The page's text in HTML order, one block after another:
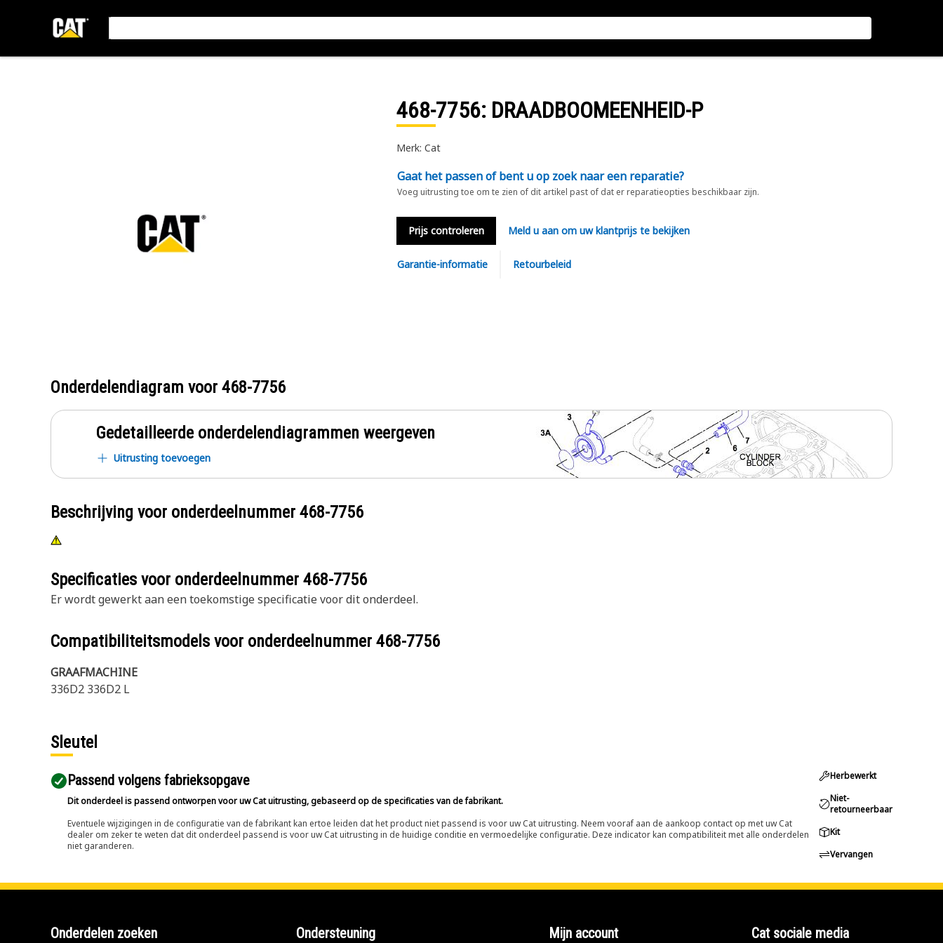
468-7756: DRAADBOOMEENHEID-P
Merk: Cat
Gaat het passen of bent u op zoek naar een reparatie?
Voeg uitrusting toe om te zien of dit artikel past of dat er reparatieopties beschikbaar zijn.
Prijs controleren Meld u aan om uw klantprijs te bekijken
Garantie-informatie Retourbeleid
Onderdelendiagram voor 468-7756
Gedetailleerde onderdelendiagrammen weergeven
Uitrusting toevoegen
Beschrijving voor onderdeelnummer 468-7756
Specificaties voor onderdeelnummer 468-7756
Er wordt gewerkt aan een toekomstige specificatie voor dit onderdeel.
Compatibiliteitsmodels voor onderdeelnummer 468-7756
GRAAFMACHINE
336D2 336D2 L
Sleutel
Passend volgens fabrieksopgave
Dit onderdeel is passend ontworpen voor uw Cat uitrusting, gebaseerd op de specificaties van de fabrikant.
Eventuele wijzigingen in de configuratie van de fabrikant kan ertoe leiden dat het product niet passend is voor uw Cat uitrusting. Neem vooraf aan de aankoop contact op met uw Cat
dealer om zeker te weten dat dit onderdeel passend is voor uw Cat uitrusting in de huidige conditie en vermoedelijke configuratie. Deze indicator kan compatibiliteit met alle onderdelen
niet garanderen.
Herbewerkt
Niet-
retourneerbaar
Kit
Vervangen
Onderdelen zoeken Ondersteuning Mijn account Cat sociale media